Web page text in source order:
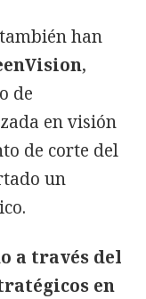
han
,
de
en visión
de corte del
un
a través del
en